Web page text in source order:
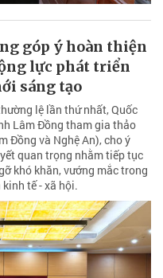
góp ý hoàn thiện
lực phát triển
sáng tạo
lệ lần thứ nhất, Quốc
Lâm Đồng tham gia thảo
Đồng và Nghệ An), cho ý
quan trọng nhằm tiếp tục
khó khăn, vướng mắc trong
tế - xã hội.